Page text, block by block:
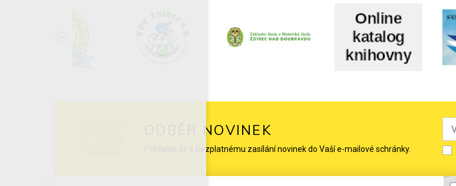
ODBĚR NOVINEK
Přihlašte se k bezplatnému zasílání novinek do Vaší e-mailové schránky.